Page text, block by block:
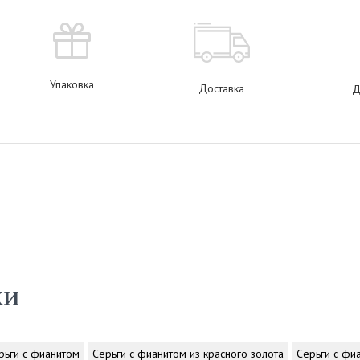
Упаковка Доставка
с фианитом Серьги с фианитом из красного золота Серьги с